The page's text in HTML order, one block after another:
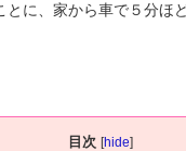
とに、家から車で５分ほ
目次 [hide]